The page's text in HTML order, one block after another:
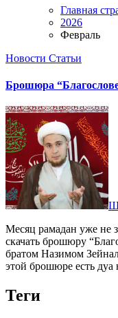
Главная
2026
Февраль
Новости Статьи
Брошюра
Месяц рамадан уже не за горами, напоминаю, что вы можете
скачать брошюру
братом Назимом
этой брошюре есть
Теги